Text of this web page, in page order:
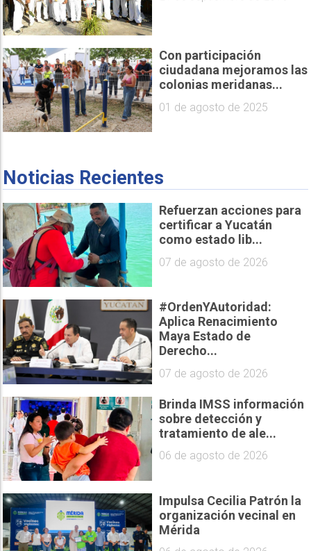
Con participación
ciudadana mejoramos las
colonias meridanas...
01 de agosto de 2025
Noticias Recientes
Refuerzan acciones para
certificar a Yucatán
como estado lib...
07 de agosto de 2026
#OrdenYAutoridad:
Aplica Renacimiento
Maya Estado de
Derecho...
07 de agosto de 2026
Brinda IMSS información
sobre detección y
tratamiento de ale...
06 de agosto de 2026
Impulsa Cecilia Patrón la
organización vecinal en
Mérida